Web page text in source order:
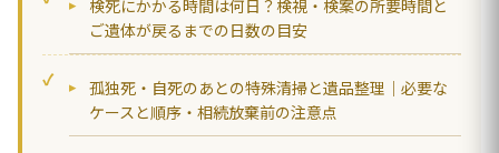
検死にかかる時間は何日？検視・検案の所要時間と
ご遺体が戻るまでの日数の目安
孤独死・自死のあとの特殊清掃と遺品整理｜必要な
ケースと順序・相続放棄前の注意点